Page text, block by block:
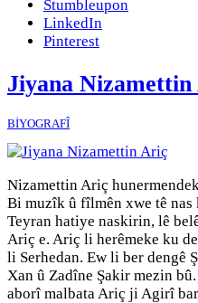
Stumbleupon
LinkedIn
Pinterest
Jiyana
BİYOGRAFÎ
Nizamettin Ariç
Bi muzîk û fîlmên xwe tê
Teyran hatiye naskirin, lê
Ariç e. Ariç li herêmeke ku
li Serhedan. Ew li ber dengê
Xan û Zadîne Şakir mezin
aborî malbata Ariç ji Agirî